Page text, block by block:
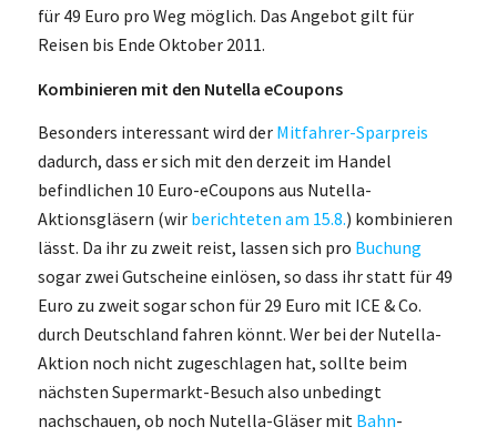
für 49 Euro pro Weg möglich. Das Angebot gilt für
Reisen bis Ende Oktober 2011.
Kombinieren mit den Nutella eCoupons
Besonders interessant wird der Mitfahrer-Sparpreis
dadurch, dass er sich mit den derzeit im Handel
befindlichen 10 Euro-eCoupons aus Nutella-
Aktionsgläsern (wir berichteten am 15.8.) kombinieren
lässt. Da ihr zu zweit reist, lassen sich pro Buchung
sogar zwei Gutscheine einlösen, so dass ihr statt für 49
Euro zu zweit sogar schon für 29 Euro mit ICE & Co.
durch Deutschland fahren könnt. Wer bei der Nutella-
Aktion noch nicht zugeschlagen hat, sollte beim
nächsten Supermarkt-Besuch also unbedingt
nachschauen, ob noch Nutella-Gläser mit Bahn-